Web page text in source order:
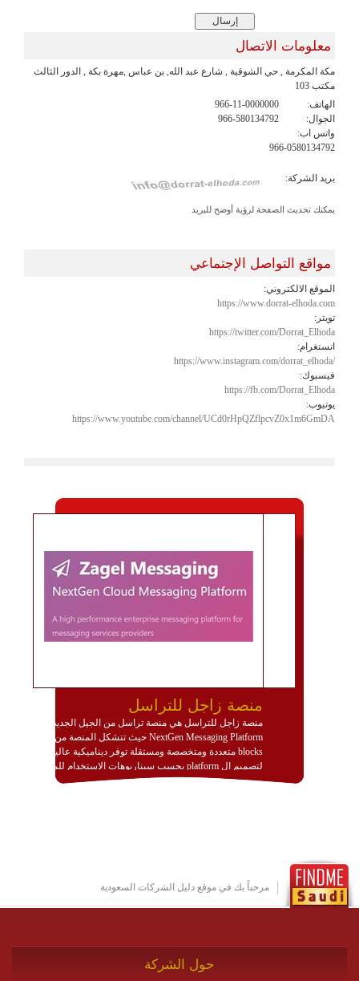
معلومات الاتصال
مكة المكرمة , حي الشوقية , شارع عبد الله, بن عباس ,مهرة بكة , الدور الثالث
مكتب 103
الهاتف:
966-11-0000000
الجوال:
966-580134792
واتس اب:
966-0580134792
بريد الشركة:
يمكنك تحديث الصفحة لرؤية أوضح للبريد
مواقع التواصل الإجتماعي
الموقع الالكتروني:
https://www.dorrat-elhoda.com
تويتر:
https://twitter.com/Dorrat_Elhoda
انستغرام:
https://www.instagram.com/dorrat_elhoda/
فيسبوك:
https://fb.com/Dorrat_Elhoda
يوتيوب:
https://www.youtube.com/channel/UCd0rHpQZflpcvZ0x1m6GmDA
منصة زاجل للتراسل
منصة زاجل للتراسل هي منصة تراسل من الجيل الجديد
NextGen Messaging Platform حيث تتشكل المنصة من
blocks متعددة ومتخصصة ومستقلة توفر ديناميكية عالية
لتصميم ال platform بحسب سيناريوهات الاستخدام للمنصة
وتتوافق مع النشر والاستثمار ضمن بيئة استضافة dedicated
http://www.plutosms.com/zagel
مرحباً بك في موقع دليل الشركات السعودية
حول الشركة